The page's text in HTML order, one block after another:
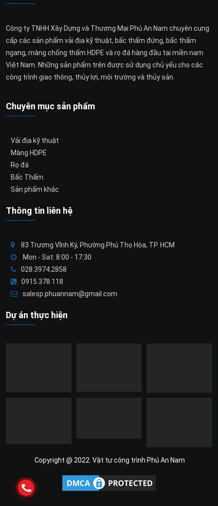
Công ty TNHH Xây Dựng và Thương Mại Phú An Nam chuyên cung
cấp các sản phẩm vải địa kỹ thuật, bấc thấm đứng, bấc thấm
ngang, màng chống thấm HDPE và rọ đá hàng đầu tại miền nam
Việt Nam. Những sản phẩm trên được sử dụng chủ yếu cho các
công trình giao thông, thủy lợi, môi trường và thủy sản.
Chuyên mục sản phẩm
Vải địa kỹ thuật
Màng HDPE
Rọ đá
Bấc Thấm
Sản phẩm khác
Thông tin liên hệ
83 Trương Vĩnh Ký, Phường Phú Thọ Hòa, TP. HCM
Mon - Sat: 8:00 - 17:30
028.3974.2858
0915.378.118
salesp.phuannam@gmail.com
Dự án thực hiện
Copyright @ 2022. Vật tư công trình Phú An Nam